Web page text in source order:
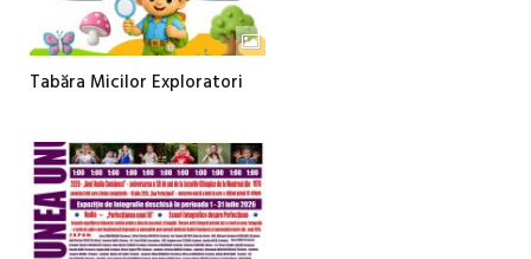
Tabăra Micilor Exploratori